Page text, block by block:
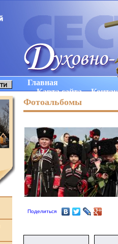
Главная
Карта сайта
Фотоальбомы
Поделиться